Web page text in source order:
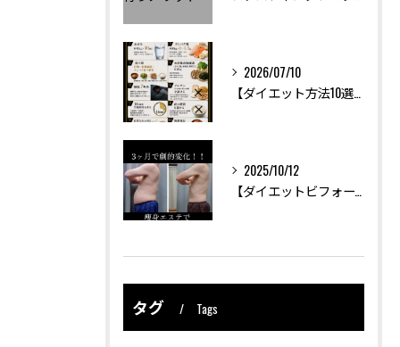
2026/07/10
【ダイエット方法10選】
2025/10/12
【ダイエットビフォーアフター】
タグ Tags